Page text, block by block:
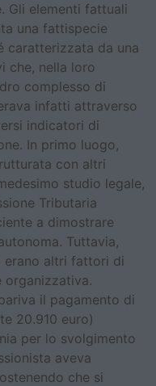
Gli elementi fattuali
una fattispecie
caratterizzata da una
che, nella loro
complesso di
infatti attraverso
indicatori di
In primo luogo,
con altri
studio legale,
Tributaria
a dimostrare
Tuttavia,
erano altri fattori di
organizzativa.
il pagamento di
20.910 euro)
per lo svolgimento
aveva
che si